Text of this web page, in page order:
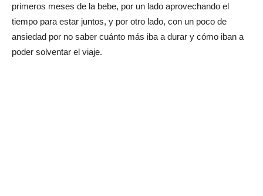
primeros meses de la bebe, por un lado aprovechando el
tiempo para estar juntos, y por otro lado, con un poco de
ansiedad por no saber cuánto más iba a durar y cómo iban a
poder solventar el viaje.